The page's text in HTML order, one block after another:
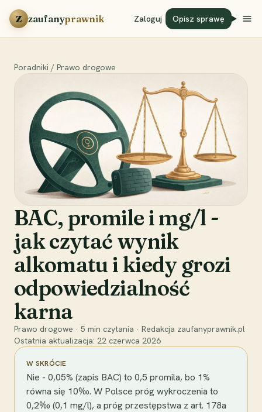
Przejdź do treści
Z zaufanyprawnik Zaloguj Opisz sprawę
Poradniki / Prawo drogowe
BAC, promile i mg/l -
jak czytać wynik
alkomatu i kiedy grozi
odpowiedzialność
karna
Prawo drogowe · 5 min czytania · Redakcja zaufanyprawnik.pl
Ostatnia aktualizacja: 22 czerwca 2026
W SKRÓCIE
Nie - 0,05% (zapis BAC) to 0,5 promila, bo 1%
równa się 10‰. W Polsce próg wykroczenia to
0,2‰ (0,1 mg/l), a próg przestępstwa z art. 178a